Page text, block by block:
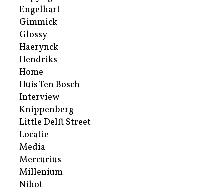
Engelhart
Gimmick
Glossy
Haerynck
Hendriks
Home
Huis Ten Bosch
Interview
Knippenberg
Little Delft Street
Locatie
Media
Mercurius
Millenium
Nihot